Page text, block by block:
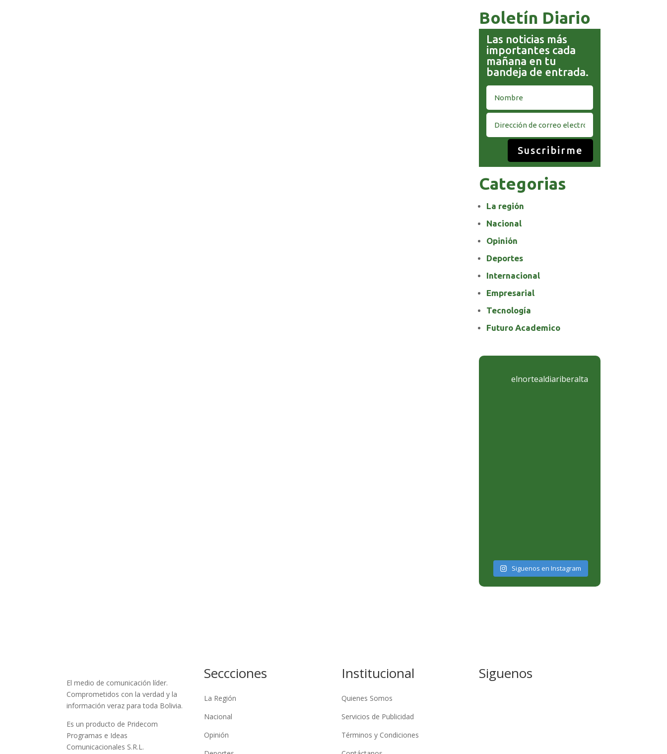
Boletín Diario
Las noticias más
importantes cada
mañana en tu
bandeja de entrada.
Suscribirme
Categorias
La región
Nacional
Opinión
Deportes
Internacional
Empresarial
Tecnología
Futuro Academico
elnortealdiariberalta
Siguenos en Instagram
El medio de comunicación líder.
Comprometidos con la verdad y la
información veraz para toda Bolivia.
Es un producto de Pridecom
Programas e Ideas
Comunicacionales S.R.L.
Seccciones
La Región
Nacional
Opinión
Institucional
Quienes Somos
Servicios de Publicidad
Términos y Condiciones
Siguenos